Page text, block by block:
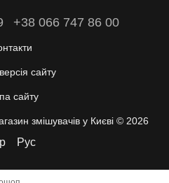
+38 066 747 86 00
сайту
сайту
змішувачів у Києві © 2026
Рус